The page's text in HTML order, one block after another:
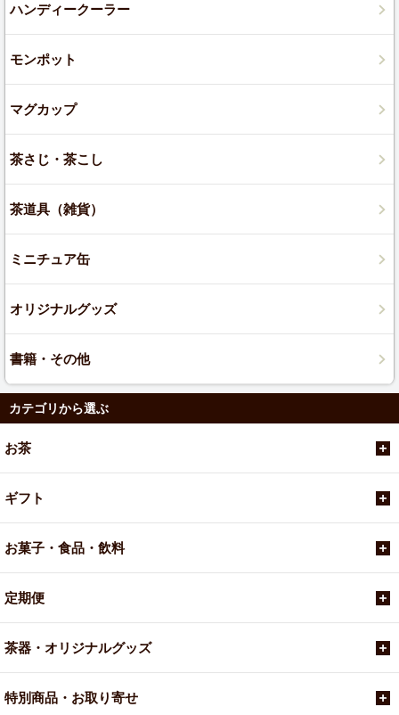
ハンディークーラー
モンポット
マグカップ
茶さじ・茶こし
茶道具（雑貨）
ミニチュア缶
オリジナルグッズ
書籍・その他
カテゴリから選ぶ
お茶
ギフト
お菓子・食品・飲料
定期便
茶器・オリジナルグッズ
特別商品・お取り寄せ